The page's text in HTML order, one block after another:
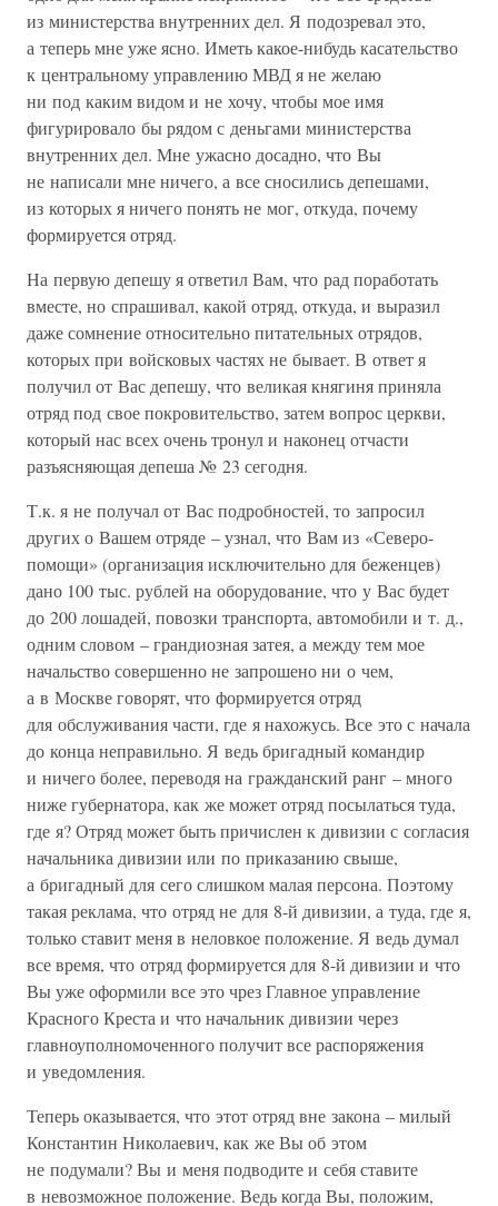
из министерства внутренних дел. Я подозревал это,
а теперь мне уже ясно. Иметь какое-нибудь касательство
к центральному управлению МВД я не желаю
ни под каким видом и не хочу, чтобы мое имя
фигурировало бы рядом с деньгами министерства
внутренних дел. Мне ужасно досадно, что Вы
не написали мне ничего, а все сносились депешами,
из которых я ничего понять не мог, откуда, почему
формируется отряд.
На первую депешу я ответил Вам, что рад поработать
вместе, но спрашивал, какой отряд, откуда, и выразил
даже сомнение относительно питательных отрядов,
которых при войсковых частях не бывает. В ответ я
получил от Вас депешу, что великая княгиня приняла
отряд под свое покровительство, затем вопрос церкви,
который нас всех очень тронул и наконец отчасти
разъясняющая депеша № 23 сегодня.
Т.к. я не получал от Вас подробностей, то запросил
других о Вашем отряде – узнал, что Вам из «Северо-
помощи» (организация исключительно для беженцев)
дано 100 тыс. рублей на оборудование, что у Вас будет
до 200 лошадей, повозки транспорта, автомобили и т. д.,
одним словом – грандиозная затея, а между тем мое
начальство совершенно не запрошено ни о чем,
а в Москве говорят, что формируется отряд
для обслуживания части, где я нахожусь. Все это с начала
до конца неправильно. Я ведь бригадный командир
и ничего более, переводя на гражданский ранг – много
ниже губернатора, как же может отряд посылаться туда,
где я? Отряд может быть причислен к дивизии с согласия
начальника дивизии или по приказанию свыше,
а бригадный для сего слишком малая персона. Поэтому
такая реклама, что отряд не для 8-й дивизии, а туда, где я,
только ставит меня в неловкое положение. Я ведь думал
все время, что отряд формируется для 8-й дивизии и что
Вы уже оформили все это чрез Главное управление
Красного Креста и что начальник дивизии через
главноуполномоченного получит все распоряжения
и уведомления.
Теперь оказывается, что этот отряд вне закона – милый
Константин Николаевич, как же Вы об этом
не подумали? Вы и меня подводите и себя ставите
в невозможное положение. Ведь когда Вы, положим,